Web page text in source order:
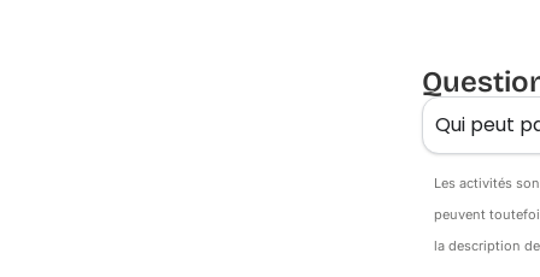
Qui peut
Les activités
peuvent
la description